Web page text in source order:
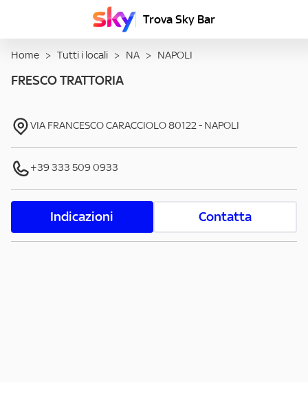
Trova Sky Bar
Home > Tutti i locali > NA > NAPOLI
FRESCO TRATTORIA
VIA FRANCESCO CARACCIOLO80122- NAPOLI
+39 333 509 0933
Indicazioni Contatta